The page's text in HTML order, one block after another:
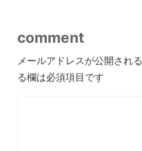
comment
メールアドレスが公開され
る欄は必須項目です